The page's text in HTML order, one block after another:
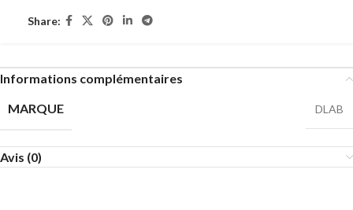
Share:
Informations complémentaires
MARQUE
DLAB
Avis (0)